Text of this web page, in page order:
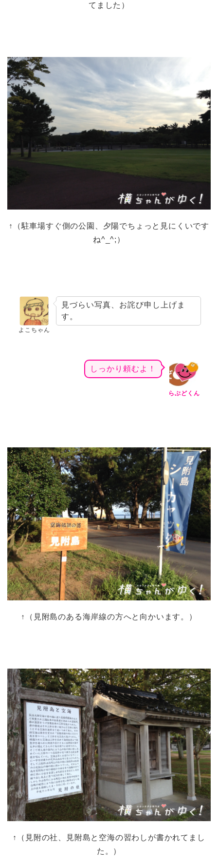
てました）
↑（駐車場すぐ側の公園、夕陽でちょっと見にくいです
ね^_^;）
よこちゃん
見づらい写真、お詫び申し上げま
す。
らぶどくん
しっかり頼むよ！
↑（見附島のある海岸線の方へと向かいます。）
↑（見附の社、見附島と空海の習わしが書かれてまし
た。）